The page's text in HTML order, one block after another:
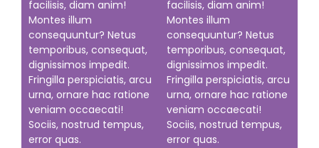
facilisis, diam anim!
Montes illum
consequuntur? Netus
temporibus, consequat,
dignissimos impedit.
Fringilla perspiciatis, arcu
urna, ornare hac ratione
veniam occaecati!
Sociis, nostrud tempus,
error quas.
facilisis, diam anim!
Montes illum
consequuntur? Netus
temporibus, consequat,
dignissimos impedit.
Fringilla perspiciatis, arcu
urna, ornare hac ratione
veniam occaecati!
Sociis, nostrud tempus,
error quas.